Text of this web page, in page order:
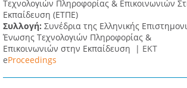
Τεχνολογιών Πληροφορίας & Επικοινωνιών
Εκπαίδευση (ΕΤΠΕ)
Συλλογή: Συνέδρια της Ελληνικής
Ένωσης Τεχνολογιών Πληροφορίας &
Επικοινωνιών στην Εκπαίδευση | ΕΚΤ
eProceedings